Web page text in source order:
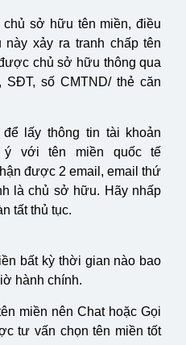
sở hữu tên miền, điều
xảy ra tranh chấp tên
chủ sở hữu thông qua
số CMTND/ thẻ căn
lấy thông tin tài khoản
với tên miền quốc tế
được 2 email, email thứ
là chủ sở hữu. Hãy nhấp
tất thủ tục.
bất kỳ thời gian nào bao
hành chính.
miền nên Chat hoặc Gọi
tư vấn chọn tên miền tốt